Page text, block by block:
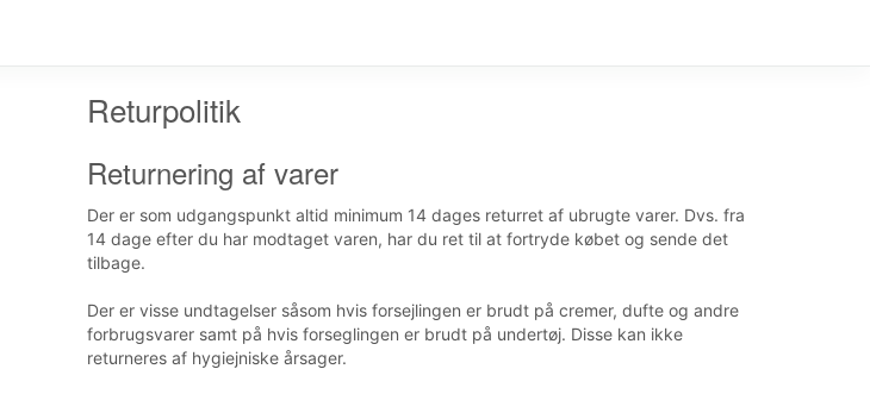
Returpolitik
Returnering af varer
Der er som udgangspunkt altid minimum 14 dages returret af ubrugte varer. Dvs. fra
14 dage efter du har modtaget varen, har du ret til at fortryde købet og sende det
tilbage.
Der er visse undtagelser såsom hvis forsejlingen er brudt på cremer, dufte og andre
forbrugsvarer samt på hvis forseglingen er brudt på undertøj. Disse kan ikke
returneres af hygiejniske årsager.